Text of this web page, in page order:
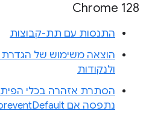
‫Chrome 128
התנסות עם תת-קבוצות
הוצאה משימוש של הגדרת
ולנקודות
הסתרת אזהרה בכלי
נתפסה אם preventDefault